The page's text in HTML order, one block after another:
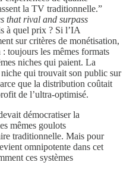
la TV traditionnelle.”
that rival and surpass
à quel prix ? Si l’IA
sur critères de monétisation,
toujours les mêmes formats
niches qui paient. La
qui trouvait son public sur
que la distribution coûtait
de l’ultra-optimisé.
démocratiser la
mêmes goulots
traditionnelle. Mais pour
omnipotente dans cet
ces systèmes